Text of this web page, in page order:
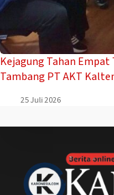
Kejagung Tahan Empat
Tambang PT AKT
25 Juli 2026